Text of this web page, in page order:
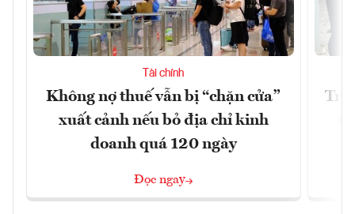
Tài chính
Không nợ thuế vẫn bị “chặn cửa”
xuất cảnh nếu bỏ địa chỉ kinh
doanh quá 120 ngày
Đọc ngay